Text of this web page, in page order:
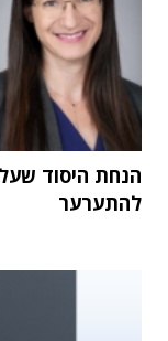
הנחת היסוד
להתערער